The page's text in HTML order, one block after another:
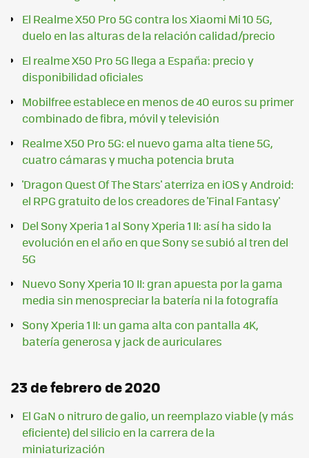
El Realme X50 Pro 5G contra los Xiaomi Mi 10 5G,
duelo en las alturas de la relación calidad/precio
El realme X50 Pro 5G llega a España: precio y
disponibilidad oficiales
Mobilfree establece en menos de 40 euros su primer
combinado de fibra, móvil y televisión
Realme X50 Pro 5G: el nuevo gama alta tiene 5G,
cuatro cámaras y mucha potencia bruta
'Dragon Quest Of The Stars' aterriza en iOS y Android:
el RPG gratuito de los creadores de 'Final Fantasy'
Del Sony Xperia 1 al Sony Xperia 1 II: así ha sido la
evolución en el año en que Sony se subió al tren del
5G
Nuevo Sony Xperia 10 II: gran apuesta por la gama
media sin menospreciar la batería ni la fotografía
Sony Xperia 1 II: un gama alta con pantalla 4K,
batería generosa y jack de auriculares
23 de febrero de 2020
El GaN o nitruro de galio, un reemplazo viable (y más
eficiente) del silicio en la carrera de la
miniaturización